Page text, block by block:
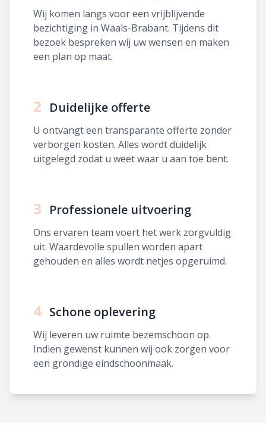
Wij komen langs voor een vrijblijvende
bezichtiging in Waals-Brabant. Tijdens dit
bezoek bespreken wij uw wensen en maken
een plan op maat.
2 Duidelijke offerte
U ontvangt een transparante offerte zonder
verborgen kosten. Alles wordt duidelijk
uitgelegd zodat u weet waar u aan toe bent.
3 Professionele uitvoering
Ons ervaren team voert het werk zorgvuldig
uit. Waardevolle spullen worden apart
gehouden en alles wordt netjes opgeruimd.
4 Schone oplevering
Wij leveren uw ruimte bezemschoon op.
Indien gewenst kunnen wij ook zorgen voor
een grondige eindschoonmaak.